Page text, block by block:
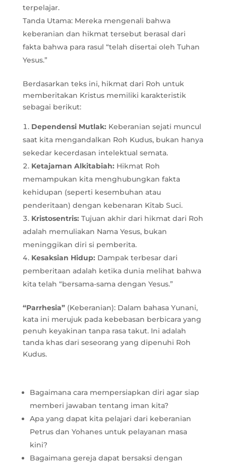
terpelajar.
Tanda Utama: Mereka mengenali bahwa
keberanian dan hikmat tersebut berasal dari
fakta bahwa para rasul “telah disertai oleh Tuhan
Yesus.”
Berdasarkan teks ini, hikmat dari Roh untuk
memberitakan Kristus memiliki karakteristik
sebagai berikut:
Dependensi Mutlak: Keberanian sejati muncul
saat kita mengandalkan Roh Kudus, bukan hanya
sekedar kecerdasan intelektual semata.
Ketajaman Alkitabiah: Hikmat Roh
memampukan kita menghubungkan fakta
kehidupan (seperti kesembuhan atau
penderitaan) dengan kebenaran Kitab Suci.
Kristosentris: Tujuan akhir dari hikmat dari Roh
adalah memuliakan Nama Yesus, bukan
meninggikan diri si pemberita.
Kesaksian Hidup: Dampak terbesar dari
pemberitaan adalah ketika dunia melihat bahwa
kita telah “bersama-sama dengan Yesus.”
“Parrhesia”(Keberanian): Dalam bahasa Yunani,
kata ini merujuk pada kebebasan berbicara yang
penuh keyakinan tanpa rasa takut. Ini adalah
tanda khas dari seseorang yang dipenuhi Roh
Kudus.
Bagaimana cara mempersiapkan diri agar siap
memberi jawaban tentang iman kita?
Apa yang dapat kita pelajari dari keberanian
Petrus dan Yohanes untuk pelayanan masa
kini?
Bagaimana gereja dapat bersaksi dengan